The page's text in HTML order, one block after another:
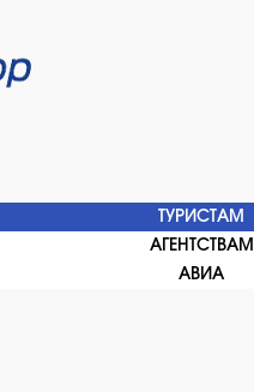
ТУРИСТАМ
АГЕНТСТВАМ
АВИА